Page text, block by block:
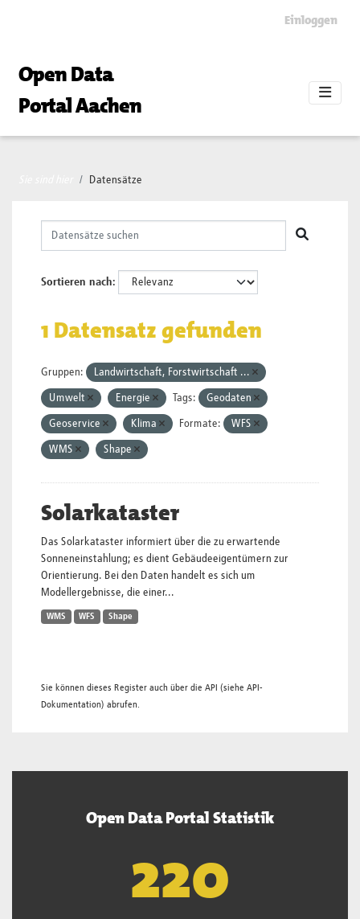
Einloggen
Open Data
Portal Aachen
Datensätze
Sortieren nach
1 Datensatz gefunden
Gruppen: Landwirtschaft, Forstwirtschaft ...
Umwelt Energie Tags: Geodaten
Geoservice Klima Formate: WFS
WMS Shape
Solarkataster
Das Solarkataster informiert über die zu erwartende
Sonneneinstahlung; es dient Gebäudeeigentümern zur
Orientierung. Bei den Daten handelt es sich um
Modellergebnisse, die einer...
WMS WFS Shape
Sie können dieses Register auch über die API (siehe API-
Dokumentation) abrufen.
Open Data Portal Statistik
222